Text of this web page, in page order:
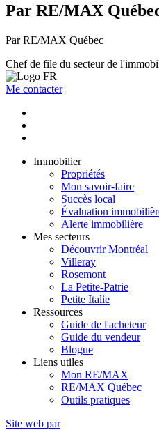
Par RE/MAX
Par RE/MAX Québec
Chef de file du secteur de
Me contacter
Immobilier
Propriétés
Mon savoir-faire
Succès local
Évaluation
Alerte immobilière
Mes secteurs
Découvrir Montréal
Villeray
Rosemont
La Petite-Patrie
Petite Italie
Ressources
Guide de l'acheteur
Guide du vendeur
Blogue
Liens utiles
Mon RE/MAX
RE/MAX Québec
Outils pratiques
Site web par